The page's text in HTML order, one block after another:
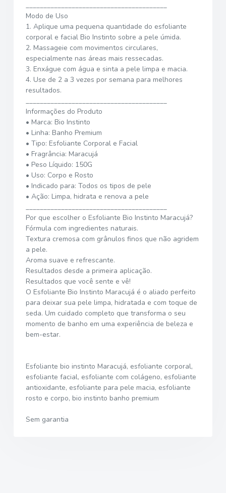
Modo de Uso
1. Aplique uma pequena quantidade do esfoliante
corporal e facial Bio Instinto sobre a pele úmida.
2. Massageie com movimentos circulares,
especialmente nas áreas mais ressecadas.
3. Enxágue com água e sinta a pele limpa e macia.
4. Use de 2 a 3 vezes por semana para melhores
resultados.
Informações do Produto
• Marca: Bio Instinto
• Linha: Banho Premium
• Tipo: Esfoliante Corporal e Facial
• Fragrância: Maracujá
• Peso Líquido: 150G
• Uso: Corpo e Rosto
• Indicado para: Todos os tipos de pele
• Ação: Limpa, hidrata e renova a pele
Por que escolher o Esfoliante Bio Instinto Maracujá?
Fórmula com ingredientes naturais.
Textura cremosa com grânulos finos que não agridem
a pele.
Aroma suave e refrescante.
Resultados desde a primeira aplicação.
Resultados que você sente e vê!
O Esfoliante Bio Instinto Maracujá é o aliado perfeito
para deixar sua pele limpa, hidratada e com toque de
seda. Um cuidado completo que transforma o seu
momento de banho em uma experiência de beleza e
bem-estar.
Esfoliante bio instinto Maracujá, esfoliante corporal,
esfoliante facial, esfoliante com colágeno, esfoliante
antioxidante, esfoliante para pele macia, esfoliante
rosto e corpo, bio instinto banho premium
Sem garantia